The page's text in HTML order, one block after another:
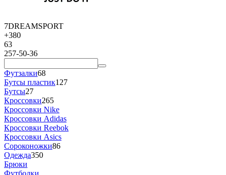
7DREAMSPORT
+380
63
257-50-36
Футзалки68
Бутсы пластик127
Бутсы27
Кроссовки265
Кроссовки Nike
Кроссовки Adidas
Кроссовки Reebok
Кроссовки Asics
Сороконожки86
Одежда350
Брюки
Футболки